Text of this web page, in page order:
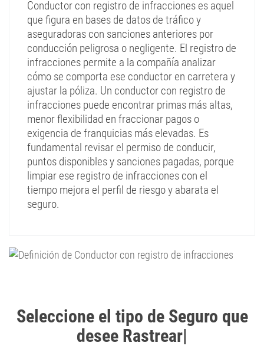
Conductor con registro de infracciones es aquel
que figura en bases de datos de tráfico y
aseguradoras con sanciones anteriores por
conducción peligrosa o negligente. El registro de
infracciones permite a la compañía analizar
cómo se comporta ese conductor en carretera y
ajustar la póliza. Un conductor con registro de
infracciones puede encontrar primas más altas,
menor flexibilidad en fraccionar pagos o
exigencia de franquicias más elevadas. Es
fundamental revisar el permiso de conducir,
puntos disponibles y sanciones pagadas, porque
limpiar ese registro de infracciones con el
tiempo mejora el perfil de riesgo y abarata el
seguro.
Seleccione el tipo de Seguro que
desee Rastrear|